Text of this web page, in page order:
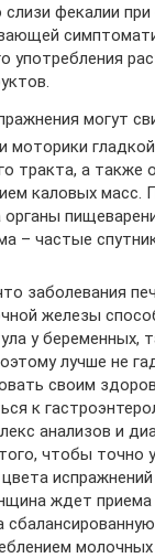
фекалии при
употребления
могут
моторики
тракта, а также
каловых масс.
органы
– частые
заболевания
железы
у беременных,
лучше не
своим
к
анализов и
чтобы точно
ждет приема
молочных